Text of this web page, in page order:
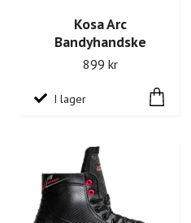
Kosa Arc
Bandyhandske
899 kr
I lager